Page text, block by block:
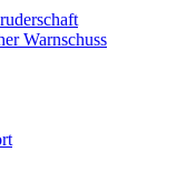
Warnschuss